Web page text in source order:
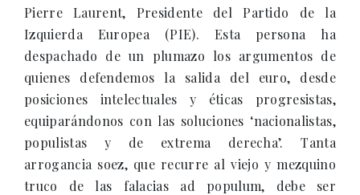
Pierre Laurent, Presidente del Partido de la
Izquierda Europea (PIE). Esta persona ha
despachado de un plumazo los argumentos de
quienes defendemos la salida del euro, desde
posiciones intelectuales y éticas progresistas,
equiparándonos con las soluciones ‘nacionalistas,
populistas y de extrema derecha’. Tanta
arrogancia soez, que recurre al viejo y mezquino
truco de las falacias ad populum, debe ser